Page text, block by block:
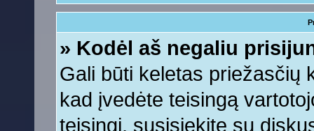
» Kodėl aš negaliu
Gali būti keletas priežasčių
kad įvedėte teisingą
teisingi, susisiekite su